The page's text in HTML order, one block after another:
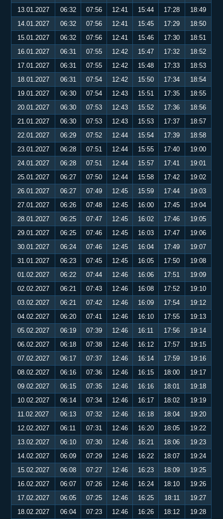
13.01.2027
06:32 07:56 12:41 15:44 17:28
18:49
14.01.2027
06:32 07:56 12:41 15:45 17:29
18:50
15.01.2027
06:32 07:56 12:41 15:46 17:30
18:51
16.01.2027
06:31 07:55 12:42 15:47 17:32
18:52
17.01.2027
06:31 07:55 12:42 15:48 17:33
18:53
18.01.2027
06:31 07:54 12:42 15:50 17:34
18:54
19.01.2027
06:30 07:54 12:43 15:51 17:35
18:55
20.01.2027
06:30 07:53 12:43 15:52 17:36
18:56
21.01.2027
06:30 07:53 12:43 15:53 17:37
18:57
22.01.2027
06:29 07:52 12:44 15:54 17:39
18:58
23.01.2027
06:28 07:51 12:44 15:55 17:40
19:00
24.01.2027
06:28 07:51 12:44 15:57 17:41
19:01
25.01.2027
06:27 07:50 12:44 15:58 17:42
19:02
26.01.2027
06:27 07:49 12:45 15:59 17:44
19:03
27.01.2027
06:26 07:48 12:45 16:00 17:45
19:04
28.01.2027
06:25 07:47 12:45 16:02 17:46
19:05
29.01.2027
06:25 07:46 12:45 16:03 17:47
19:06
30.01.2027
06:24 07:46 12:45 16:04 17:49
19:07
31.01.2027
06:23 07:45 12:45 16:05 17:50
19:08
01.02.2027
06:22 07:44 12:46 16:06 17:51
19:09
02.02.2027
06:21 07:43 12:46 16:08 17:52
19:10
03.02.2027
06:21 07:42 12:46 16:09 17:54
19:12
04.02.2027
06:20 07:41 12:46 16:10 17:55
19:13
05.02.2027
06:19 07:39 12:46 16:11 17:56
19:14
06.02.2027
06:18 07:38 12:46 16:12 17:57
19:15
07.02.2027
06:17 07:37 12:46 16:14 17:59
19:16
08.02.2027
06:16 07:36 12:46 16:15 18:00
19:17
09.02.2027
06:15 07:35 12:46 16:16 18:01
19:18
10.02.2027
06:14 07:34 12:46 16:17 18:02
19:19
11.02.2027
06:13 07:32 12:46 16:18 18:04
19:20
12.02.2027
06:11 07:31 12:46 16:20 18:05
19:22
13.02.2027
06:10 07:30 12:46 16:21 18:06
19:23
14.02.2027
06:09 07:29 12:46 16:22 18:07
19:24
15.02.2027
06:08 07:27 12:46 16:23 18:09
19:25
16.02.2027
06:07 07:26 12:46 16:24 18:10
19:26
17.02.2027
06:05 07:25 12:46 16:25 18:11
19:27
18.02.2027
06:04 07:23 12:46 16:26 18:12
19:28